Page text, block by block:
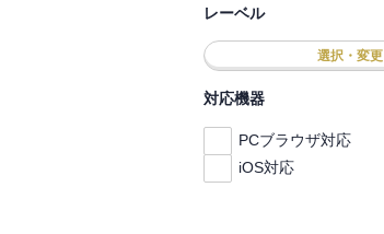
レーベル
選択・変更
対応機器
PCブラウザ対応
iOS対応